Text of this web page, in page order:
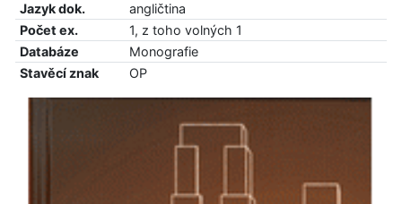
Jazyk dok.
angličtina
Počet ex.
1, z toho volných 1
Databáze
Monografie
Stavěcí znak
OP